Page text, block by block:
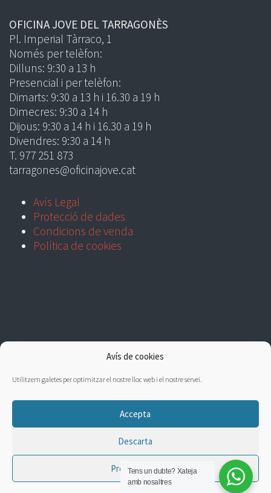
Avís de cookies
Utilitzem galetes per optimitzar el nostre lloc web i el nostre servei.
Accepta
Descarta
Preferències
OFICINA JOVE DEL TARRAGONÈS
Pl. Imperial Tàrraco, 1
Només per telèfon:
Dilluns: 9:30 a 13 h
Presencial i per telèfon:
Dimarts: 9:30 a 13 h i 16.30 a 19 h
Dimecres: 9:30 a 14 h
Dijous: 9:30 a 14 h i 16.30 a 19 h
Divendres: 9:30 a 14 h
T. 977 251 873
tarragones@oficinajove.cat
Avís Legal
Protecció de dades
Condicions de venda
Política de cookies
Tens un dubte? Xateja
amb nosaltres